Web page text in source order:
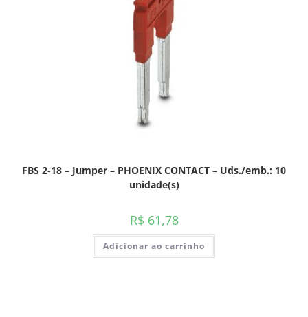
FBS 2-18 – Jumper – PHOENIX CONTACT – Uds./emb.: 10
unidade(s)
R$ 61,78
Adicionar ao carrinho